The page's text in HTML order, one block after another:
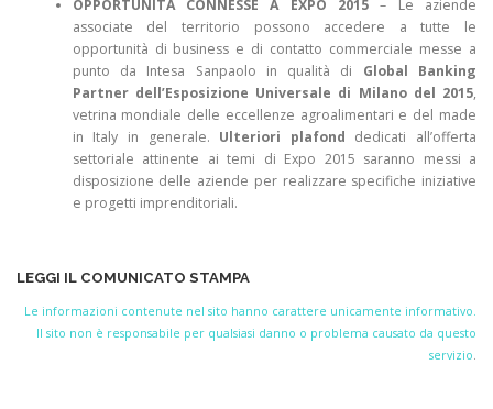
OPPORTUNITÀ CONNESSE A EXPO 2015– Le aziende
associate del territorio possono accedere a tutte le
opportunità di business e di contatto commerciale messe a
punto da Intesa Sanpaolo in qualità di Global Banking
Partner dell’Esposizione Universale di Milano del 2015,
vetrina mondiale delle eccellenze agroalimentari e del made
in Italy in generale. Ulteriori plafond dedicati all’offerta
settoriale attinente ai temi di Expo 2015 saranno messi a
disposizione delle aziende per realizzare specifiche iniziative
e progetti imprenditoriali.
LEGGI IL COMUNICATO STAMPA
Le informazioni contenute nel sito hanno carattere unicamente informativo.
Il sito non è responsabile per qualsiasi danno o problema causato da questo
servizio.